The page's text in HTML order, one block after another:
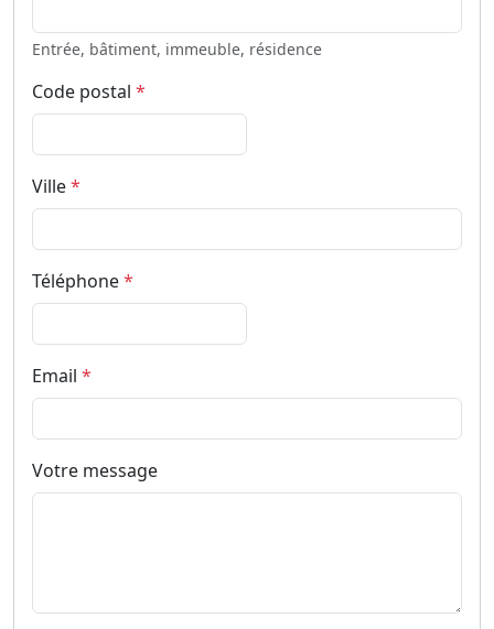
Entrée, bâtiment, immeuble, résidence
Code postal *
Ville*
Téléphone*
Email *
Votre message